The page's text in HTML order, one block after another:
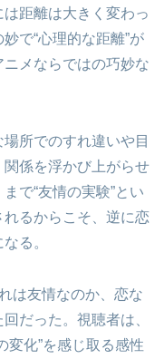
距離は大きく変わっ
で“心理的な距離”が
メならではの巧妙な
所でのすれ違いや目
係を浮かび上がらせ
で“友情の実験”とい
るからこそ、逆に恋
る。
は友情なのか、恋な
だった。視聴者は、
変化”を感じ取る感性